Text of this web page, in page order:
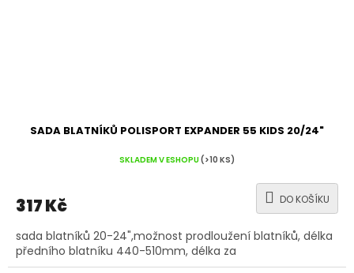
SADA BLATNÍKŮ POLISPORT EXPANDER 55 KIDS 20/24"
SKLADEM V ESHOPU(>10 KS)
317 Kč DO KOŠÍKU
sada blatníků 20-24",možnost prodloužení blatníků, délka
předního blatníku 440-510mm, délka za